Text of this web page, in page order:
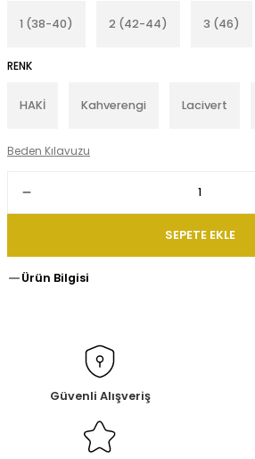
1 (38-40) 2 (42-44) 3 (46)
RENK
HAKİ Kahverengi Lacivert
Beden Kılavuzu
SEPETE EKLE
Ürün Bilgisi
Güvenli Alışveriş